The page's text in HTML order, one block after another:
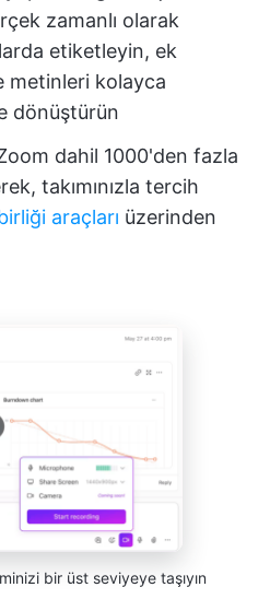
zamanlı olarak
etiketleyin, ek
metinleri kolayca
dönüştürün
dahil 1000'den fazla
takımınızla tercih
araçları üzerinden
bir üst seviyeye taşıyın